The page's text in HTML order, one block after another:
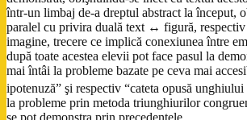
într-un limbaj de-a dreptul abstract la început,
paralel cu privira duală text ↔ figură,
imagine, trecere ce implică conexiunea între
după toate acestea elevii pot face pasul la
mai întâi la probleme bazate pe ceva mai
ipotenuză” şi respectiv “cateta opusă unghiului
la probleme prin metoda triunghiurilor
se pot demonstra prin precedentele.